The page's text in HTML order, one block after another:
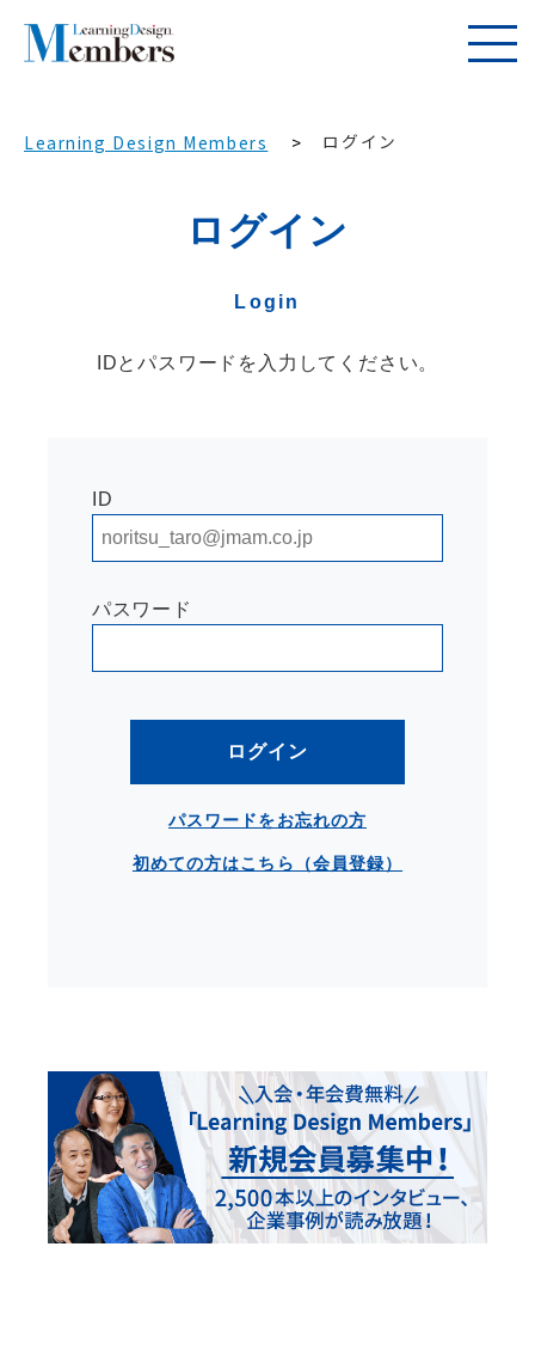
Learning Design Members ログイン
ログイン
Login
IDとパスワードを入力してください。
ID
パスワード
ログイン
パスワードをお忘れの方
初めての方はこちら（会員登録）